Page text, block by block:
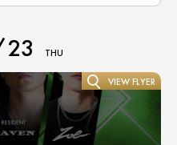
THU
VIEW FLYER